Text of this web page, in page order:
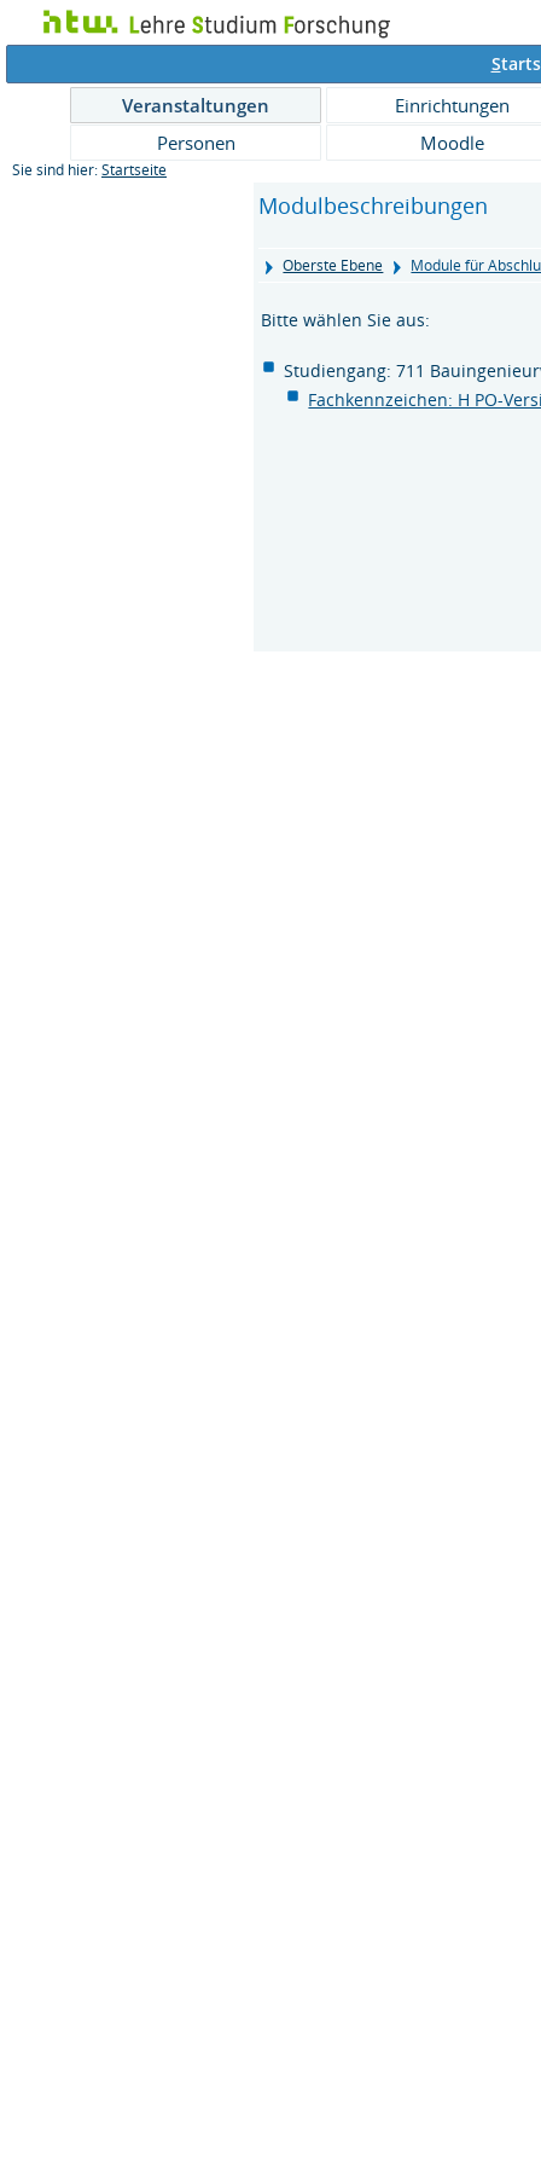
S
Veranstaltungen
Einrichtungen
Personen
Moodle
Sie sind hier: Startseite
Modulbeschreibungen
Oberste Ebene Module für
Bitte wählen Sie aus:
Studiengang: 711
Fachkennzeichen: H PO-